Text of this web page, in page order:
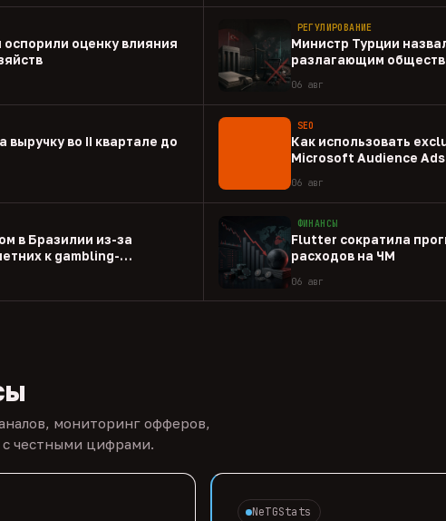
оценку влияния
РЕГУЛИРОВАНИЕ
Министр Турции
разлагающим
06 авг
выручку во II квартале до
SEO
Как использовать
Microsoft Audience Ads
06 авг
в Бразилии из-за
к gambling-
ФИНАНСЫ
Flutter сократила
расходов на ЧМ
06 авг
мониторинг офферов,
с честными цифрами.
NeTGStats